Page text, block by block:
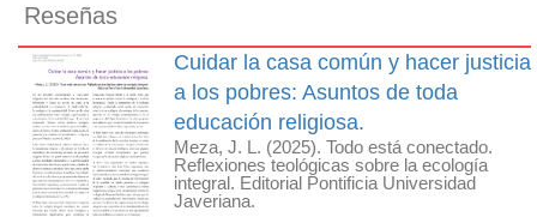
Reseñas
Cuidar la casa común y hacer justicia
a los pobres: Asuntos de toda
educación religiosa.
Meza, J. L. (2025). Todo está conectado.
Reflexiones teológicas sobre la ecología
integral. Editorial Pontificia Universidad
Javeriana.